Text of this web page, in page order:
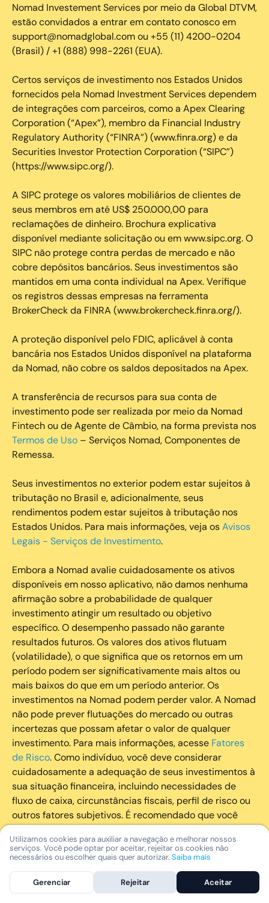
Nomad Investement Services por meio da Global DTVM,
estão convidados a entrar em contato conosco em
support@nomadglobal.com ou +55 (11) 4200-0204
(Brasil) / +1 (888) 998-2261 (EUA).
Certos serviços de investimento nos Estados Unidos
fornecidos pela Nomad Investment Services dependem
de integrações com parceiros, como a Apex Clearing
Corporation (“Apex”), membro da Financial Industry
Regulatory Authority (“FINRA”) (www.finra.org) e da
Securities Investor Protection Corporation (“SIPC”)
(https://www.sipc.org/).
A SIPC protege os valores mobiliários de clientes de
seus membros em até US$ 250.000,00 para
reclamações de dinheiro. Brochura explicativa
disponível mediante solicitação ou em www.sipc.org. O
SIPC não protege contra perdas de mercado e não
cobre depósitos bancários. Seus investimentos são
mantidos em uma conta individual na Apex. Verifique
os registros dessas empresas na ferramenta
BrokerCheck da FINRA (www.brokercheck.finra.org/).
A proteção disponível pelo FDIC, aplicável à conta
bancária nos Estados Unidos disponível na plataforma
da Nomad, não cobre os saldos depositados na Apex.
A transferência de recursos para sua conta de
investimento pode ser realizada por meio da Nomad
Fintech ou de Agente de Câmbio, na forma prevista nos
Termos de Uso – Serviços Nomad, Componentes de
Remessa.
Seus investimentos no exterior podem estar sujeitos à
tributação no Brasil e, adicionalmente, seus
rendimentos podem estar sujeitos à tributação nos
Estados Unidos. Para mais informações, veja osAvisos
Legais - Serviços de Investimento.
Embora a Nomad avalie cuidadosamente os ativos
disponíveis em nosso aplicativo, não damos nenhuma
afirmação sobre a probabilidade de qualquer
investimento atingir um resultado ou objetivo
específico. O desempenho passado não garante
resultados futuros. Os valores dos ativos flutuam
(volatilidade), o que significa que os retornos em um
período podem ser significativamente mais altos ou
mais baixos do que em um período anterior. Os
investimentos na Nomad podem perder valor. A Nomad
não pode prever flutuações do mercado ou outras
incertezas que possam afetar o valor de qualquer
investimento. Para mais informações, acesse Fatores
de Risco. Como indivíduo, você deve considerar
cuidadosamente a adequação de seus investimentos à
sua situação financeira, incluindo necessidades de
fluxo de caixa, circunstâncias fiscais, perfil de risco ou
outros fatores subjetivos. É recomendado que você
utilize todos os recursos disponíveis para se informar
sobre investimentos de maneira geral e sobre a
composição geral de seu portfólio. Questões fiscais ou
legais relativas aos investimentos realizados através da
Nomad devem ser obtidas pelos próprios clientes. A
Utilizamos cookies para auxiliar a navegação e melhorar nossos
serviços. Você pode optar por aceitar, rejeitar os cookies não
necessários ou escolher quais quer autorizar. Saiba mais
Gerenciar Rejeitar Aceitar